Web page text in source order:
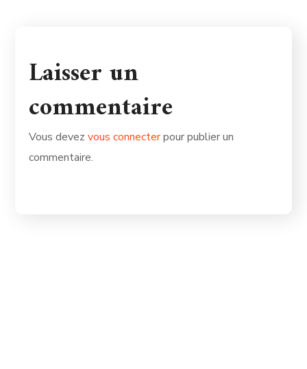
Laisser un
commentaire
Vous devezvous connecterpour publier un
commentaire.